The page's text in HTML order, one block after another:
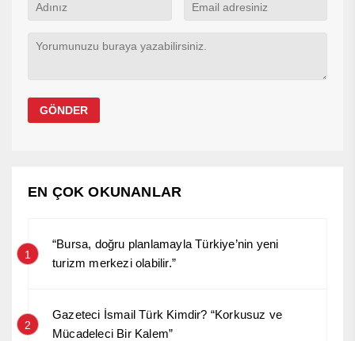
EN ÇOK OKUNANLAR
1
“Bursa, doğru planlamayla Türkiye’nin yeni
turizm merkezi olabilir.”
2
Gazeteci İsmail Türk Kimdir? “Korkusuz ve
Mücadeleci Bir Kalem”